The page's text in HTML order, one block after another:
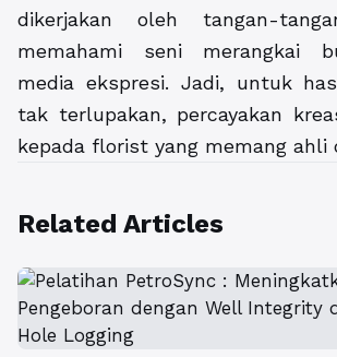
dikerjakan oleh tangan-
memahami seni merangkai
media ekspresi. Jadi, untuk
tak terlupakan, percayakan
kepada florist yang memang ahli
Related Articles